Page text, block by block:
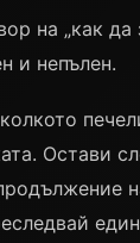
на „как да
и непълен.
Остави